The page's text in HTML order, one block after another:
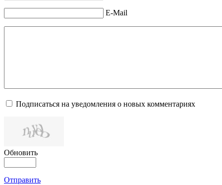
E-Mail
Подписаться на уведомления о новых комментариях
Обновить
Отправить